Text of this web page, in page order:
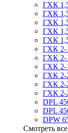
ГХК
ГХК
ГХК
ГХК
ГХК
ГХК 2-
ГХК 2-
ГХК 2-
ГХК 2-
ГХК 2-
ГХК 2-
DPL
DPL
DPW
Смотреть все